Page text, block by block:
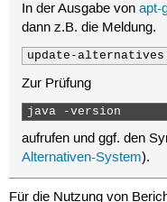
In der Ausgabe vonapt-
dann z.B. die Meldung.
update-
Zur Prüfung
java -version
aufrufen und ggf. den
Alternativen-System).
Für die Nutzung von